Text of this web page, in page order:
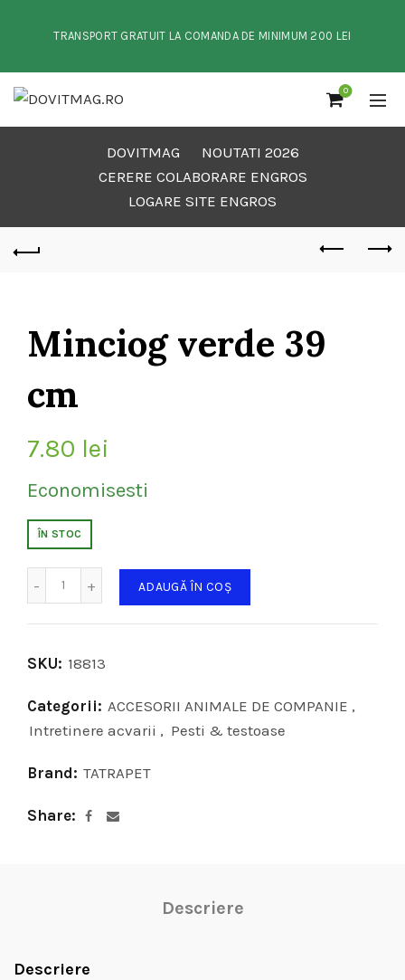
TRANSPORT GRATUIT LA COMANDA DE MINIMUM 200 LEI
0
DOVITMAG
NOUTATI 2026
CERERE COLABORARE ENGROS
LOGARE SITE ENGROS
Minciog verde 39
cm
7.80 lei
Economisesti
ÎN STOC
ADAUGĂ ÎN COȘ
SKU: 18813
Categorii: ACCESORII ANIMALE DE COMPANIE ,
Intretinere acvarii , Pesti & testoase
Brand: TATRAPET
Share
Descriere
Descriere